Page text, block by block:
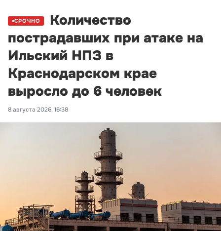
СРОЧНО
Количество
пострадавших при атаке на
Ильский НПЗ в
Краснодарском крае
выросло до 6 человек
8 августа 2026, 16:38